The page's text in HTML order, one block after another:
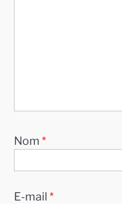
Nom *
E-mail *